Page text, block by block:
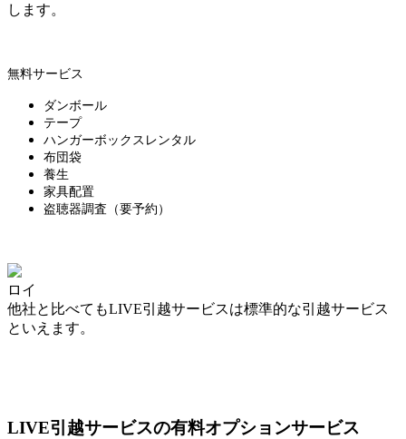
します。
無料サービス
ダンボール
テープ
ハンガーボックスレンタル
布団袋
養生
家具配置
盗聴器調査（要予約）
ロイ
他社と比べてもLIVE引越サービスは標準的な引越サービス
といえます。
LIVE引越サービスの有料オプションサービス